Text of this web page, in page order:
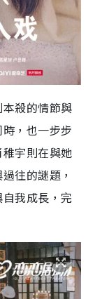
殺的情節與
，也一步步
宇則在與她
往的謎題，
我成長，完